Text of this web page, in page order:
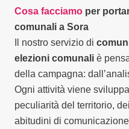
Cosa facciamo per
comunali a Sora
Il nostro servizio di
elezioni comunali è
della campagna:
Ogni attività viene
peculiarità del territorio,
abitudini di